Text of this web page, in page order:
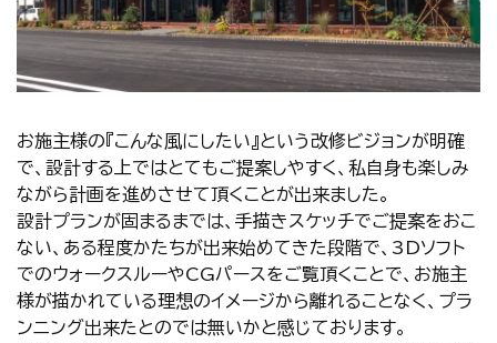
お施主様の『こんな風にしたい』という改修ビジョンが明確
で、設計する上ではとてもご提案しやすく、私自身も楽しみ
ながら計画を進めさせて頂くことが出来ました。
設計プランが固まるまでは、手描きスケッチでご提案をおこ
ない、ある程度かたちが出来始めてきた段階で、3Dソフト
でのウォークスルーやCGパースをご覧頂くことで、お施主
様が描かれている理想のイメージから離れることなく、プラ
ンニング出来たとのでは無いかと感じております。